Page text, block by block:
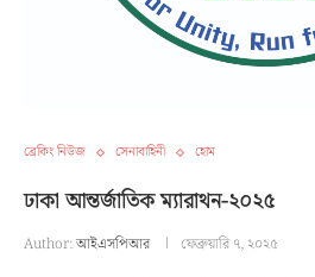
ব্রেকিং নিউজ সেনাবাহিনী হোম
ঢাকা আন্তর্জাতিক ম্যারাথন-২০২৫
Author:আইএসপিআর ফেব্রুয়ারি ৭, ২০২৫